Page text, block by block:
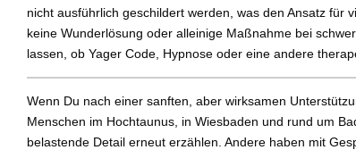
nicht ausführlich geschildert werden, was den Ansatz für
keine Wunderlösung oder alleinige Maßnahme bei
lassen, ob Yager Code, Hypnose oder eine andere
Wenn Du nach einer sanften, aber wirksamen
Menschen im Hochtaunus, in Wiesbaden und rund um
belastende Detail erneut erzählen. Andere haben mit